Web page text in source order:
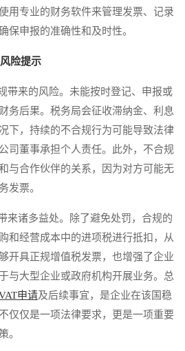
用专业的财务软件来管理发票、记录
保申报的准确性和及时性。
险提示
来的风险。未能按时登记、申报或
务后果。税务局会征收滞纳金、利息
下，持续的不合规行为可能导致法律
司董事承担个人责任。此外，不合规
与合作伙伴的关系，因为对方可能无
发票。
诸多益处。除了避免处罚，合规的
和经营成本中的进项税进行抵扣，从
开具正规增值税发票，也增强了企业
与大型企业或政府机构开展业务。总
申请及后续事宜，是企业在该国稳
仅仅是一项法律要求，更是一项重要
。